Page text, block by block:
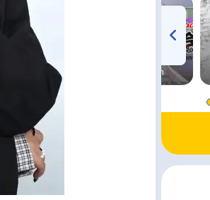
radio 大直会 2nd season